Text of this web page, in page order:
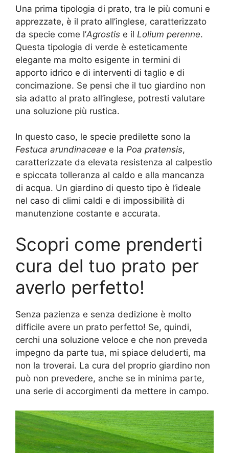
Una prima tipologia di prato, tra le più comuni e
apprezzate, è il prato all’inglese, caratterizzato
da specie come l’Agrostis e il Lolium perenne.
Questa tipologia di verde è esteticamente
elegante ma molto esigente in termini di
apporto idrico e di interventi di taglio e di
concimazione. Se pensi che il tuo giardino non
sia adatto al prato all’inglese, potresti valutare
una soluzione più rustica.
In questo caso, le specie predilette sono la
Festuca arundinaceae e la Poa pratensis,
caratterizzate da elevata resistenza al calpestio
e spiccata tolleranza al caldo e alla mancanza
di acqua. Un giardino di questo tipo è l’ideale
nel caso di climi caldi e di impossibilità di
manutenzione costante e accurata.
Scopri come prenderti
cura del tuo prato per
averlo perfetto!
Senza pazienza e senza dedizione è molto
difficile avere un prato perfetto! Se, quindi,
cerchi una soluzione veloce e che non preveda
impegno da parte tua, mi spiace deluderti, ma
non la troverai. La cura del proprio giardino non
può non prevedere, anche se in minima parte,
una serie di accorgimenti da mettere in campo.